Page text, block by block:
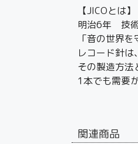
【JICOとは】
明治6年 技術
「音の世界
レコード針は
その製造方法
1本でも需要
関連商品